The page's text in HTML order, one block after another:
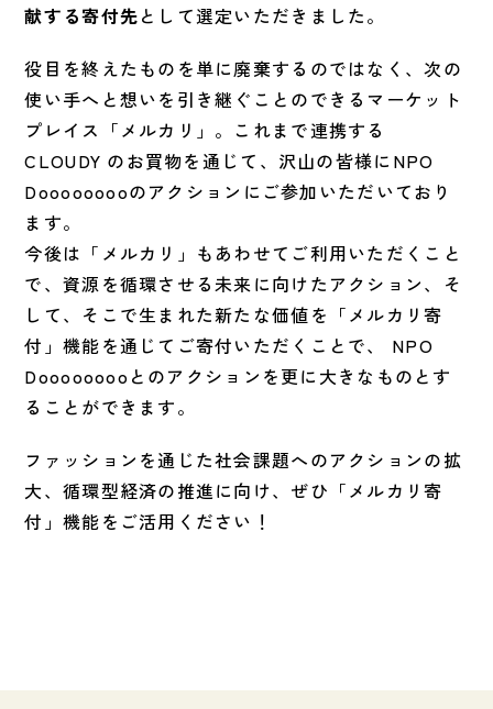
献する寄付先として選定いただきました。
役目を終えたものを単に廃棄するのではなく、次の
使い手へと想いを引き継ぐことのできるマーケット
プレイス「メルカリ」。これまで連携する
CLOUDY のお買物を通じて、沢山の皆様にNPO
Dooooooooのアクションにご参加いただいており
ます。
今後は「メルカリ」もあわせてご利用いただくこと
で、資源を循環させる未来に向けたアクション、そ
して、そこで生まれた新たな価値を「メルカリ寄
付」機能を通じてご寄付いただくことで、 NPO
Dooooooooとのアクションを更に大きなものとす
ることができます。
ファッションを通じた社会課題へのアクションの拡
大、循環型経済の推進に向け、ぜひ「メルカリ寄
付」機能をご活用ください！